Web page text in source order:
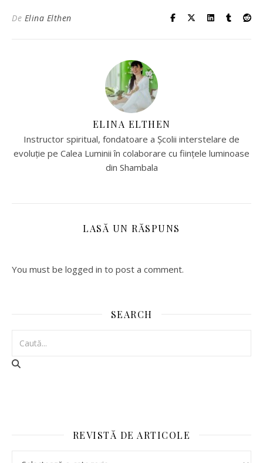
De Elina Elthen
ELINA ELTHEN
Instructor spiritual, fondatoare a Școlii interstelare de
evoluție pe Calea Luminii în colaborare cu ființele luminoase
din Shambala
LASĂ UN RĂSPUNS
You must be logged in to post a comment.
SEARCH
REVISTĂ DE ARTICOLE